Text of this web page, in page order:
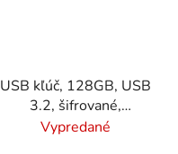
USB kľúč, 128GB, USB
3.2, šifrované,
160/130Mb/s,
Vypredané